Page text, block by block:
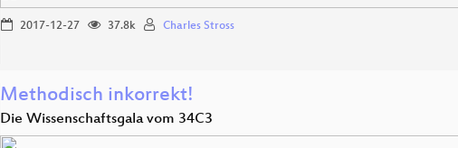
2017-12-27 37.8k Charles Stross
Methodisch inkorrekt!
Die Wissenschaftsgala vom 34C3